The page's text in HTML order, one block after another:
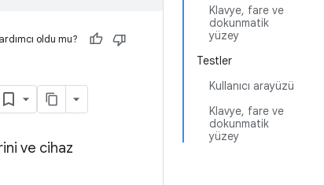
Klavye, fare ve
dokunmatik
yüzey
Testler
Kullanıcı arayüzü
Klavye, fare ve
dokunmatik
yüzey
oldu mu?
ve cihaz